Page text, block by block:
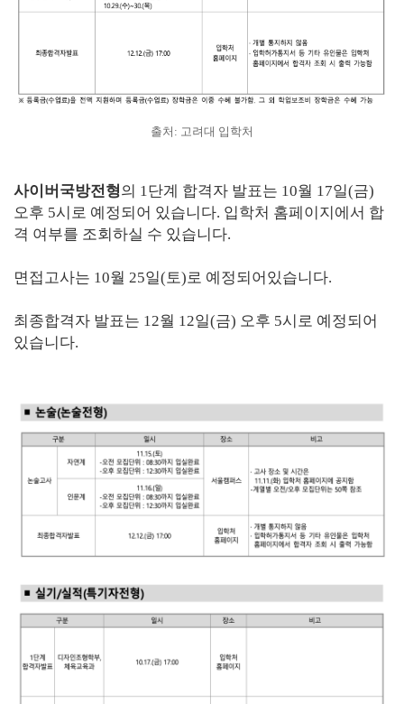
출처: 고려대 입학처
사이버국방전형의 1단계 합격자 발표는 10월 17일(금)
오후 5시로 예정되어 있습니다. 입학처 홈페이지에서 합
격 여부를 조회하실 수 있습니다.
면접고사는 10월 25일(토)로 예정되어있습니다.
최종합격자 발표는 12월 12일(금) 오후 5시로 예정되어
있습니다.